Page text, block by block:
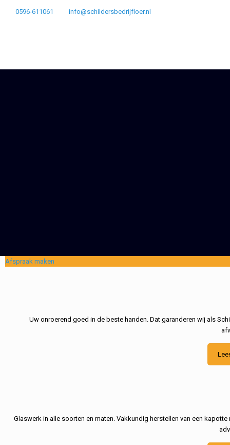
0596-611061 info@schildersbedrijfloer.nl
Afspraak maken
Uw onroerend goed in de beste handen. Dat garanderen wij als
Glaswerk in alle soorten en maten. Vakkundig herstellen van een